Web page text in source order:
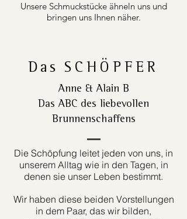
Unsere Schmuckstücke ähneln uns und
bringen uns Ihnen näher.
Das SCHÖPFER
Anne & Alain B
Das ABC des liebevollen
Brunnenschaffens
Die Schöpfung leitet jeden von uns, in
unserem Alltag wie in den Tagen, in
denen sie unser Leben bestimmt.
Wir haben diese beiden Vorstellungen
in dem Paar, das wir bilden,